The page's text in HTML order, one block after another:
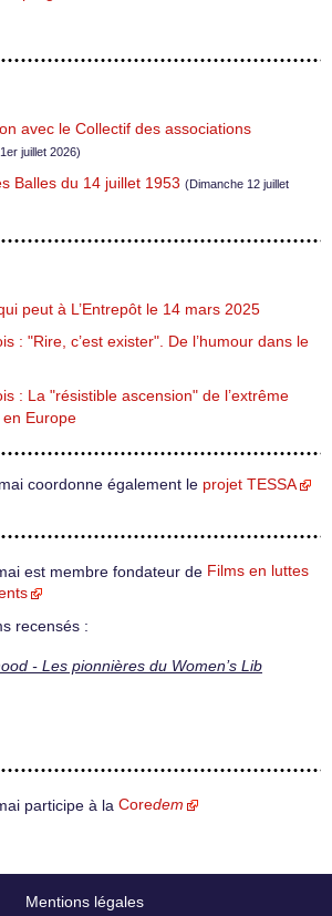
avec le Collectif des associations
juillet 2026)
Balles du 14 juillet 1953 (Dimanche 12 juillet
peut à L’Entrepôt le 14 mars 2025
: "Rire, c’est exister". De l’humour dans le
: La "résistible ascension" de l’extrême
Europe
coordonne également le projet TESSA
est membre fondateur de Films en luttes
recensés :
- Les pionnières du Women’s Lib
participe à la Coredem
Mentions légales